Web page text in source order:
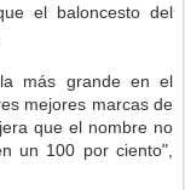
el baloncesto del
más grande en el
mejores marcas de
que el nombre no
un 100 por ciento",